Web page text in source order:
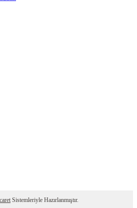
Sistemleriyle Hazırlanmıştır.